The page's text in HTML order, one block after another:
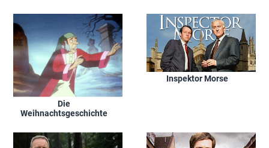
Die
Weihnachtsgeschichte
Inspektor Morse